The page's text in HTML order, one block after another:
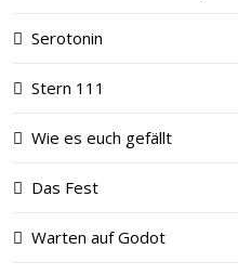
Serotonin
Stern 111
Wie es euch gefällt
Das Fest
Warten auf Godot